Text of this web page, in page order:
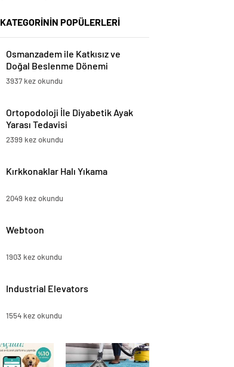
KATEGORİNİN POPÜLERLERİ
Osmanzadem ile Katkısız ve
Doğal Beslenme Dönemi
3937 kez okundu
Ortopodoloji İle Diyabetik Ayak
Yarası Tedavisi
2399 kez okundu
Kırkkonaklar Halı Yıkama
2049 kez okundu
Webtoon
1903 kez okundu
Industrial Elevators
1554 kez okundu